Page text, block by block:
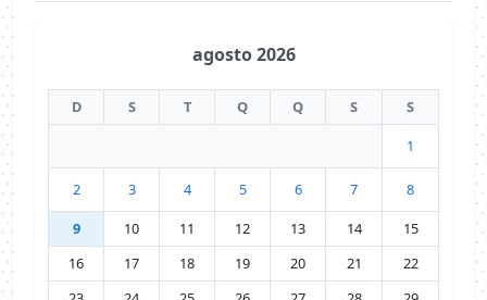
agosto 2026
D S T Q Q S
S
1
2 3 4 5 6 7
8
9
10 11 12 13 14
15
16
17 18 19 20 21
22